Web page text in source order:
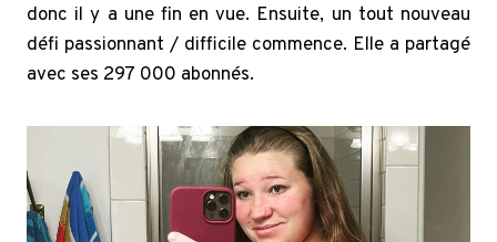
donc il y a une fin en vue. Ensuite, un tout nouveau
défi passionnant / difficile commence. Elle a partagé
avec ses 297 000 abonnés.